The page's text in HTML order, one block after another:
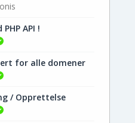
API !
for alle domener
/ Opprettelse